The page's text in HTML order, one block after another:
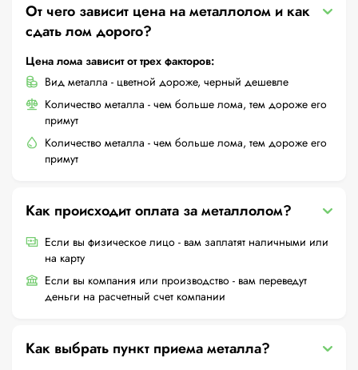
От чего зависит цена на металлолом и как
сдать лом дорого?
Цена лома зависит от трех факторов:
Вид металла - цветной дороже, черный дешевле
Количество металла - чем больше лома, тем дороже его
примут
Количество металла - чем больше лома, тем дороже его
примут
Как происходит оплата за металлолом?
Если вы физическое лицо - вам заплатят наличными или
на карту
Если вы компания или производство - вам переведут
деньги на расчетный счет компании
Как выбрать пункт приема металла?